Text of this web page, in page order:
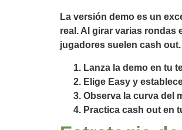
La versión demo es un
real. Al girar varias rondas
jugadores suelen cash out.
Lanza la demo en tu
Elige Easy y
Observa la curva del
Practica cash out en